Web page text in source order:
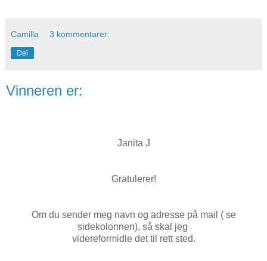
Camilla 3 kommentarer:
Del
Vinneren er:
Janita J
Gratulerer!
Om du sender meg navn og adresse på mail ( se
sidekolonnen), så skal jeg
videreformidle det til rett sted.